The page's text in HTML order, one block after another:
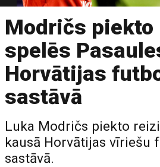
Modričs piekto
spelēs
Horvātijas
sastāvā
Luka Modričs piekto
kausā Horvātijas vīriešu
sastāvā.